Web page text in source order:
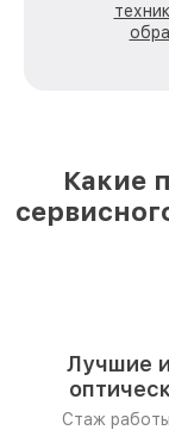
Какие
Лучшие
Стаж